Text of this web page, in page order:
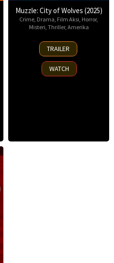
Muzzle: City of Wolves (2025)
Crime, Drama, Film Aksi, Horror,
Misteri, Thriller, Amerika
13
Nov
2025
TRAILER
WATCH